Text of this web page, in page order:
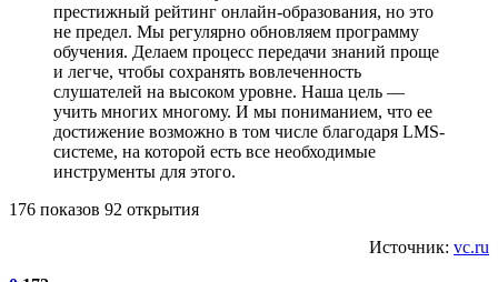
престижный рейтинг онлайн-образования, но это
не предел. Мы регулярно обновляем программу
обучения. Делаем процесс передачи знаний проще
и легче, чтобы сохранять вовлеченность
слушателей на высоком уровне. Наша цель —
учить многих многому. И мы пониманием, что ее
достижение возможно в том числе благодаря LMS-
системе, на которой есть все необходимые
инструменты для этого.
176 показов 92 открытия
Источник: vc.ru